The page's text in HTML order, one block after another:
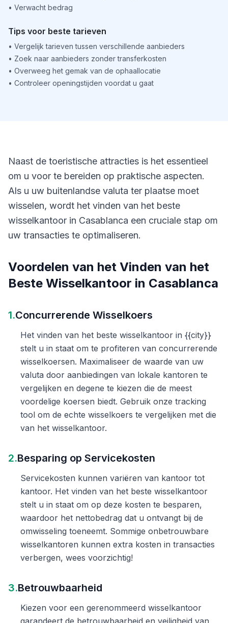
• Verwacht bedrag
Tips voor beste tarieven
• Vergelijk tarieven tussen verschillende aanbieders
• Zoek naar aanbieders zonder transferkosten
• Overweeg het gemak van de ophaallocatie
• Controleer openingstijden voordat u gaat
Naast de toeristische attracties is het essentieel
om u voor te bereiden op praktische aspecten.
Als u uw buitenlandse valuta ter plaatse moet
wisselen, wordt het vinden van het beste
wisselkantoor in Casablanca een cruciale stap om
uw transacties te optimaliseren.
Voordelen van het Vinden van het
Beste Wisselkantoor in Casablanca
1.Concurrerende Wisselkoers
Het vinden van het beste wisselkantoor in {{city}}
stelt u in staat om te profiteren van concurrerende
wisselkoersen. Maximaliseer de waarde van uw
valuta door aanbiedingen van lokale kantoren te
vergelijken en degene te kiezen die de meest
voordelige koersen biedt. Gebruik onze tracking
tool om de echte wisselkoers te vergelijken met die
van het wisselkantoor.
2.Besparing op Servicekosten
Servicekosten kunnen variëren van kantoor tot
kantoor. Het vinden van het beste wisselkantoor
stelt u in staat om op deze kosten te besparen,
waardoor het nettobedrag dat u ontvangt bij de
omwisseling toeneemt. Sommige onbetrouwbare
wisselkantoren kunnen extra kosten in transacties
verbergen, wees voorzichtig!
3.Betrouwbaarheid
Kiezen voor een gerenommeerd wisselkantoor
garandeert de betrouwbaarheid en veiligheid van